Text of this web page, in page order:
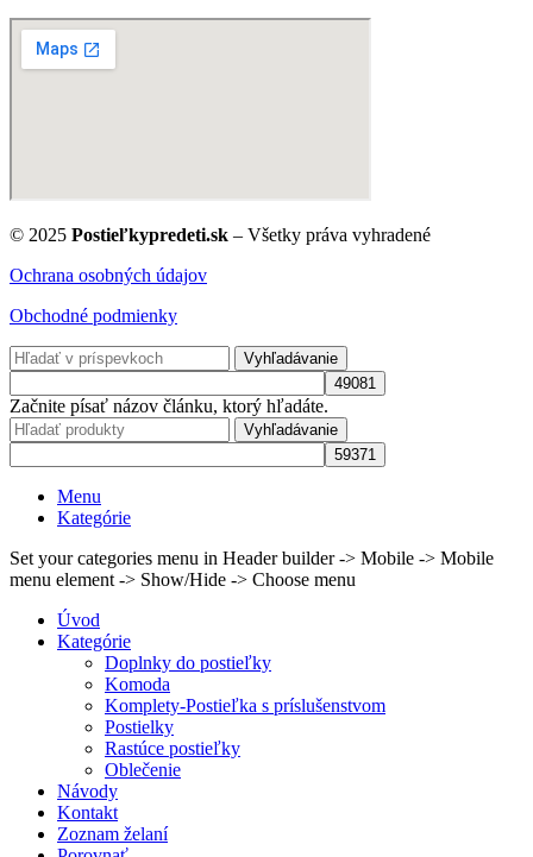
© 2025 Postieľkypredeti.sk – Všetky práva vyhradené
Ochrana osobných údajov
Obchodné podmienky
Vyhľadávanie
Začnite písať názov článku, ktorý hľadáte.
Vyhľadávanie
Menu
Kategórie
Set your categories menu in Header builder -> Mobile -> Mobile
menu element -> Show/Hide -> Choose menu
Úvod
Kategórie
Doplnky do postieľky
Komoda
Komplety-Postieľka s príslušenstvom
Postielky
Rastúce postieľky
Oblečenie
Návody
Kontakt
Zoznam želaní